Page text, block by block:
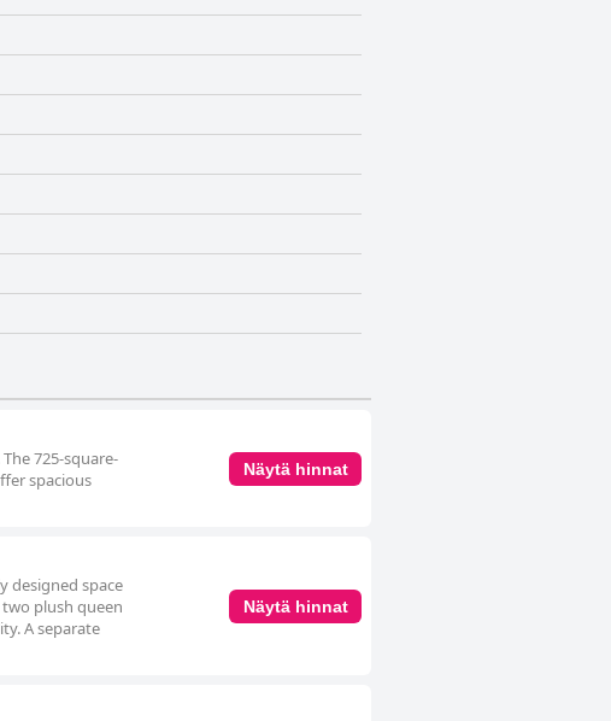
725-square-
spacious
Näytä hinnat
designed space
plush queen
A separate
Näytä hinnat